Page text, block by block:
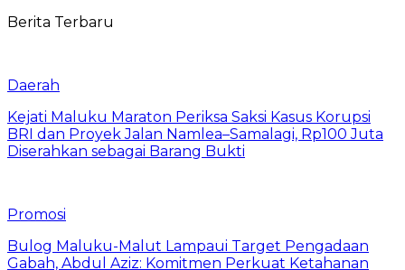
Berita Terbaru
Daerah
Kejati Maluku Maraton Periksa Saksi Kasus Korupsi
BRI dan Proyek Jalan Namlea–Samalagi, Rp100 Juta
Diserahkan sebagai Barang Bukti
Promosi
Bulog Maluku-Malut Lampaui Target Pengadaan
Gabah, Abdul Aziz: Komitmen Perkuat Ketahanan